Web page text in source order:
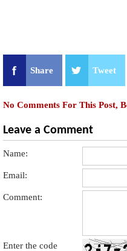
Share Tweet
No Comments For This Post,
Leave a Comment
Name:
Email:
Comment:
Enter the code